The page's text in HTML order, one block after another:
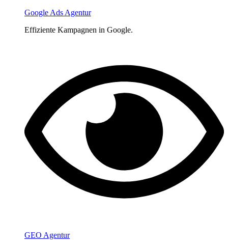
Google Ads Agentur
Effiziente Kampagnen in Google.
GEO Agentur